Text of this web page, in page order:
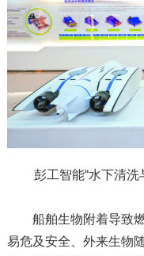
彭工智能“水下清洗
船舶生物附着导致燃
易危及安全、外来生物